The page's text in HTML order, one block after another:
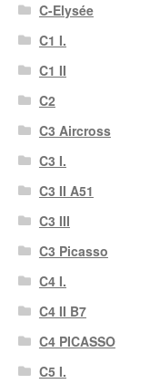
C-Elysée
C1 I.
C1 II
C2
C3 Aircross
C3 I.
C3 II A51
C3 III
C3 Picasso
C4 I.
C4 II B7
C4 PICASSO
C5 I.